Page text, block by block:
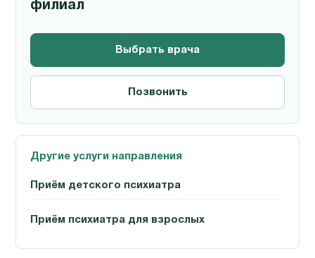
филиал
Выбрать врача
Позвонить
Другие услуги направления
Приём детского психиатра
Приём психиатра для взрослых